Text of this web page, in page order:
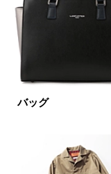
カテゴリ ベビー全て
サイズ
掲載雑誌
価格
バッグ